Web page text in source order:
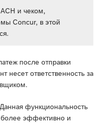
и чеком,
Concur, в этой
после отправки
несет ответственность за
функциональность
более эффективно и